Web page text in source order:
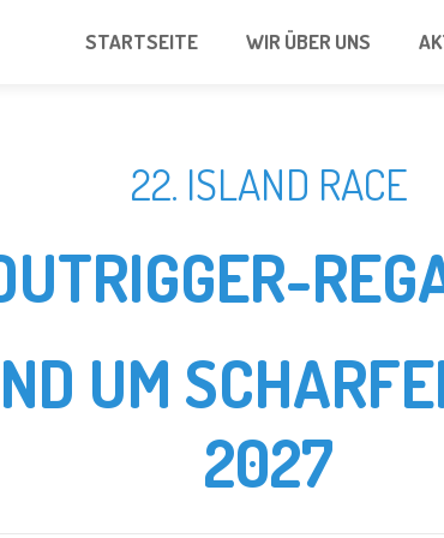
STARTSEITE WIR ÜBER UNS
22. ISLAND RACE
UM
2027